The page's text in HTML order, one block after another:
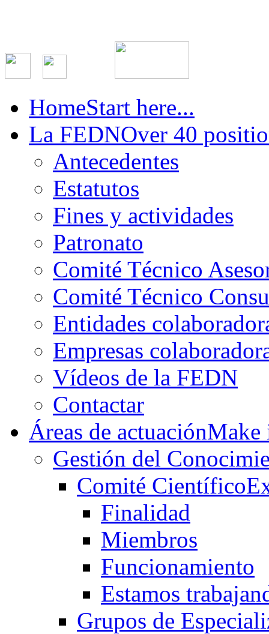
HomeStart here...
La FEDNOver 40
Antecedentes
Estatutos
Fines y actividades
Patronato
Comité Técnico
Comité Técnico
Entidades
Empresas
Vídeos de la FEDN
Contactar
Áreas de actuación
Gestión del
Comité Científico
Finalidad
Miembros
Funcionamiento
Estamos
Grupos de